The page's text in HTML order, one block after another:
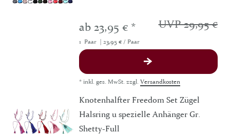
UVP 29,95 €
ab 23,95 € *
1 Paar | 23,95 € / Paar
* inkl. ges. MwSt. zzgl. Versandkosten
Knotenhalfter Freedom Set Zügel
Halsring u spezielle Anhänger Gr.
Shetty-Full